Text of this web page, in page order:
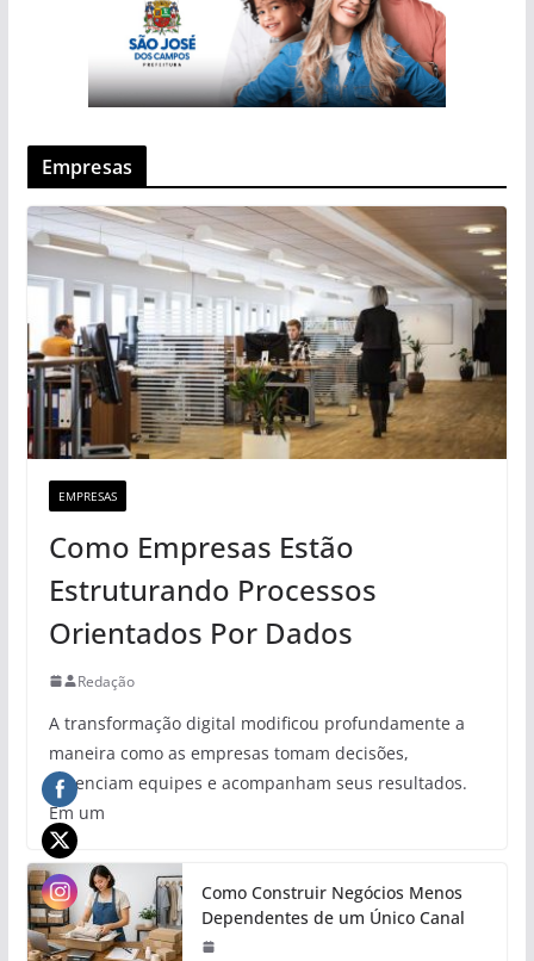
Empresas
EMPRESAS
Como Empresas Estão
Estruturando Processos
Orientados Por Dados
Redação
A transformação digital modificou profundamente a
maneira como as empresas tomam decisões,
gerenciam equipes e acompanham seus resultados.
Em um
Como Construir Negócios Menos
Dependentes de um Único Canal